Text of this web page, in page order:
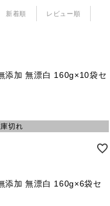
新着順 レビュー順
添加 無漂白 160g×10袋セ
切れ
添加 無漂白 160g×6袋セ